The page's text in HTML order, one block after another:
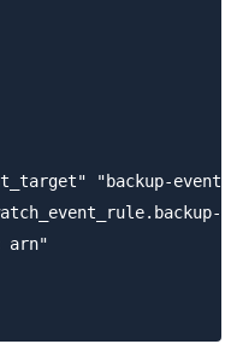
"backup-
arn"